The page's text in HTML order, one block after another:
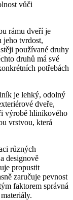
vůči
rámu dveří je
jeho tvrdost,
používané druhy
druhů má své
potřebách
je lehký, odolný
dveře,
výrobě hliníkového
vrstvou, která
různých
designově
propustit
zaručuje pevnost
faktorem správná